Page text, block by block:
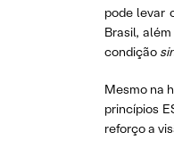
pode levar
Brasil,
condição
Mesmo na
princípios
reforço a